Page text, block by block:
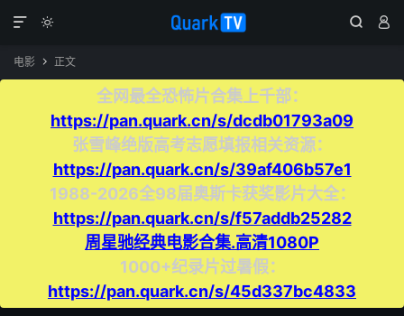
  

电影  正文
全网最全恐怖片合集上千部：
https://pan.quark.cn/s/dcdb01793a09
张雪峰绝版高考志愿填报相关资源：
https://pan.quark.cn/s/39af406b57e1
1988-2026全98届奥斯卡获奖影片大全：
https://pan.quark.cn/s/f57addb25282
周星驰经典电影合集.高清1080P
1000+纪录片过暑假：
https://pan.quark.cn/s/45d337bc4833